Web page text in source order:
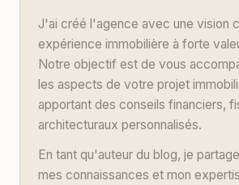
J'ai créé l'agence avec une vision
expérience immobilière à forte
Notre objectif est de vous
les aspects de votre projet
apportant des conseils financiers,
architecturaux personnalisés.
En tant qu'auteur du blog, je
mes connaissances et mon